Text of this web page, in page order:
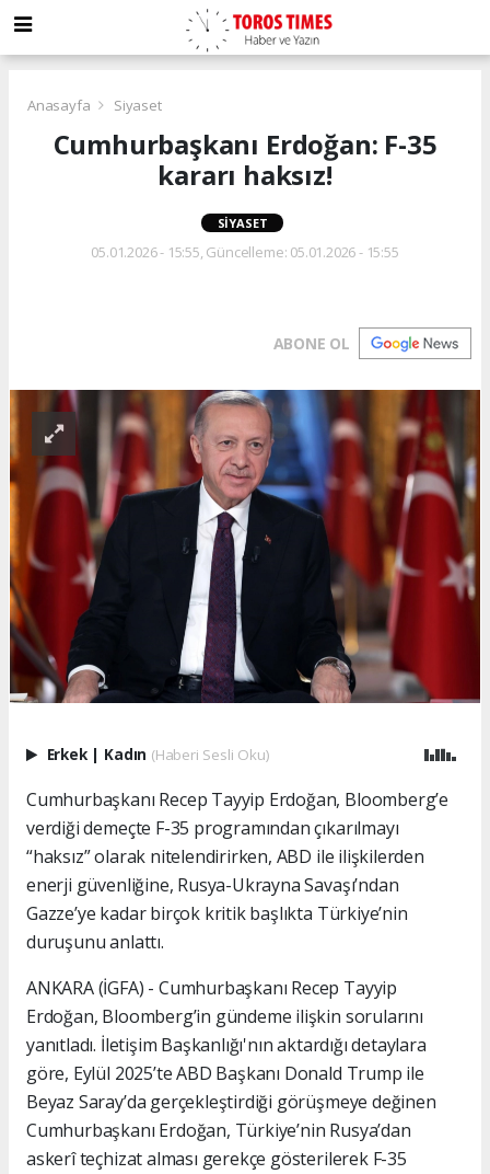
Anasayfa Siyaset
Cumhurbaşkanı Erdoğan: F-35
kararı haksız!
SIYASET
05.01.2026 - 15:55, Güncelleme: 05.01.2026 - 15:55
ABONE OL
Erkek Kadın (Haberi Sesli Oku)
Cumhurbaşkanı Recep Tayyip Erdoğan, Bloomberg’e
verdiği demeçte F-35 programından çıkarılmayı
“haksız” olarak nitelendirirken, ABD ile ilişkilerden
enerji güvenliğine, Rusya-Ukrayna Savaşı’ndan
Gazze’ye kadar birçok kritik başlıkta Türkiye’nin
duruşunu anlattı.
ANKARA (İGFA) - Cumhurbaşkanı Recep Tayyip
Erdoğan, Bloomberg’in gündeme ilişkin sorularını
yanıtladı. İletişim Başkanlığı'nın aktardığı detaylara
göre, Eylül 2025’te ABD Başkanı Donald Trump ile
Beyaz Saray’da gerçekleştirdiği görüşmeye değinen
Cumhurbaşkanı Erdoğan, Türkiye’nin Rusya’dan
askerî teçhizat alması gerekçe gösterilerek F-35